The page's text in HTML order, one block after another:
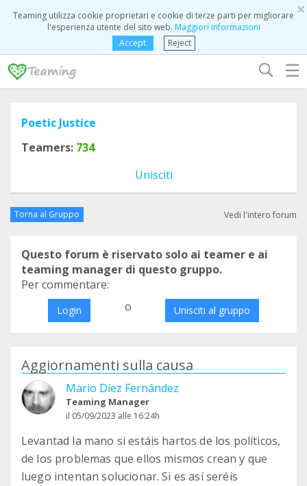
×
Teaming utilizza cookie proprietari e cookie di terze parti per migliorare
l'esperienza utente del sito web. Maggiori informazioni
Accept
Reject
☰
Poetic Justice
Teamers: 734
Unisciti
Torna al Gruppo Vedi l'intero forum
Questo forum è riservato solo ai teamer e ai
teaming manager di questo gruppo.
Per commentare:
Login o Unisciti al gruppo
Aggiornamenti sulla causa
Mario Díez Fernández
Teaming Manager
il 05/09/2023 alle 16:24h
Levantad la mano si estáis hartos de los políticos,
de los problemas que ellos mismos crean y que
luego intentan solucionar. Si es así seréis